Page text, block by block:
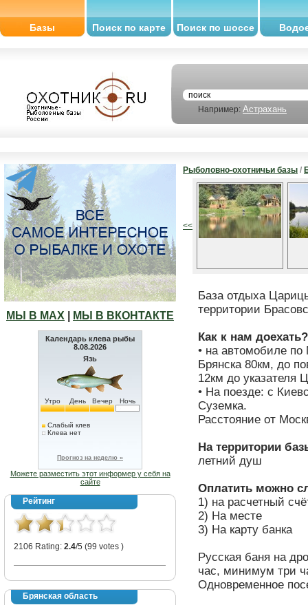
Базы Поиск по карте Поиск по шоссе
Например: Астрахань
МЫ В МАХ МЫ В ВКОНТАКТЕ
Календарь клева рыбы
8.08.2026
Язь
Утро День Вечер Ночь
Слабый клев
Клева нет
Прогноз на неделю »
Можете разместить этот информер у себя на
сайте
Рейтинг
2106 Rating: 2.4/5 (99 votes )
Брянская область
Рыболовно-охотничьи базы /
<<
База отдыха
территории
Как к нам доехать?
• на автомобиле
Брянска 80км, до
12км до указателя
• На поезде: с
Суземка.
Расстояние от
На территории
летний душ
Оплатить можно
1) на расчетный
2) На месте
3) На карту банка
Русская баня на
час, минимум три
Одновременное